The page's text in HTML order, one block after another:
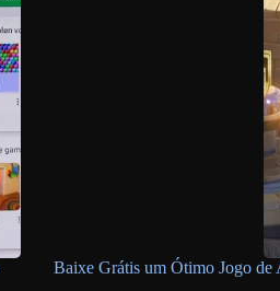
Baixe Grátis um Ótimo Jogo de